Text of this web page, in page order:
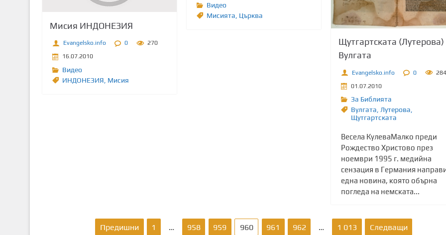
Мисия ИНДОНЕЗИЯ
Evangelsko.info 0
270
16.07.2010
Видео
ИНДОНЕЗИЯ Мисия
Видео
Мисията Църква
Щутгартската (Лутерова)
Вулгата
Evangelsko.info 0
284
01.07.2010
За Библията
Вулгата, Лутерова,
Щутгартската
Весела КулеваМалко преди
Рождество Христово през
ноември 1995 г. медийна
сензация в Германия
една новина, която обърна
погледа на немската...
Предишни 1 … 958 959 960 961 962 … 1 013 Следващи